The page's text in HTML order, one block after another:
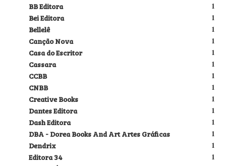
1
BB Editora
1
Bei Editora
1
Bellelê
1
Canção Nova
1
Casa do Escritor
1
Cassara
1
CCBB
1
CNBB
1
Creative Books
1
Dantes Editora
1
Dash Editora
1
DBA - Dorea Books And Art Artes Gráficas
1
Dendrix
1
Editora 34